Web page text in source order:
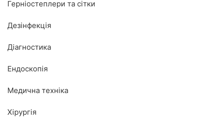
Герніостеплери та сітки
Дезінфекція
Діагностика
Ендоскопія
Медична техніка
Хірургія